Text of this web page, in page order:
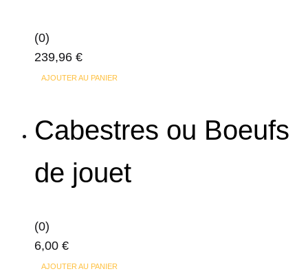
(0)
239,96 €
AJOUTER AU PANIER
Cabestres ou Boeufs
de jouet
(0)
6,00 €
AJOUTER AU PANIER